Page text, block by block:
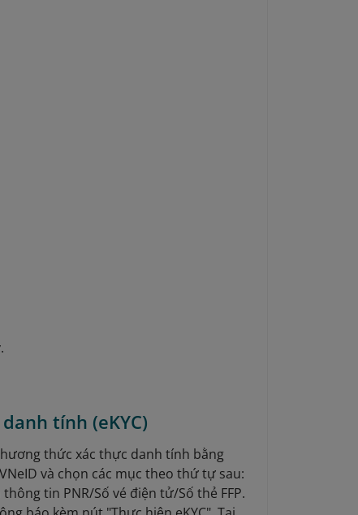
tính (eKYC)
thức xác thực danh tính bằng
và chọn các mục theo thứ tự sau:
tin PNR/Số vé điện tử/Số thẻ FFP.